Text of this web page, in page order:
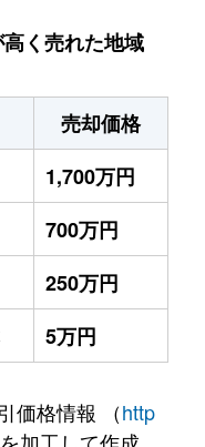
く売れた地域
売却価格
1,700万円
700万円
250万円
5万円
価格情報 （http